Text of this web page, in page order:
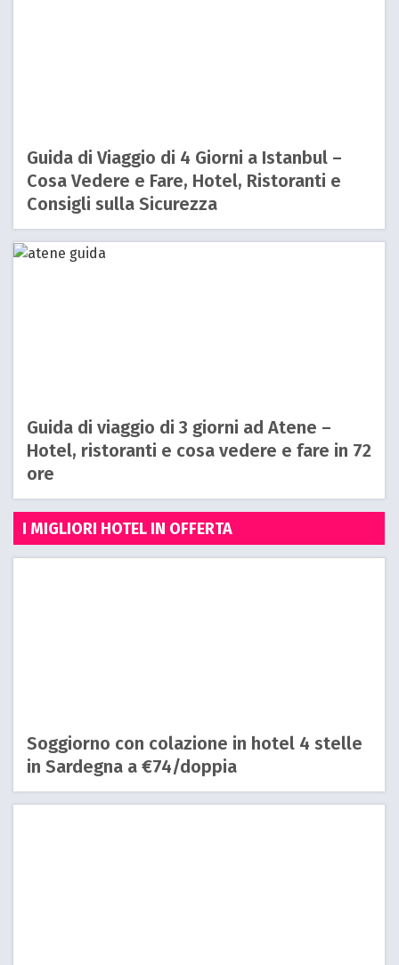
Guida di Viaggio di 4 Giorni a Istanbul –
Cosa Vedere e Fare, Hotel, Ristoranti e
Consigli sulla Sicurezza
Guida di viaggio di 3 giorni ad Atene –
Hotel, ristoranti e cosa vedere e fare in 72
ore
I MIGLIORI HOTEL IN OFFERTA
Soggiorno con colazione in hotel 4 stelle
in Sardegna a €74/doppia